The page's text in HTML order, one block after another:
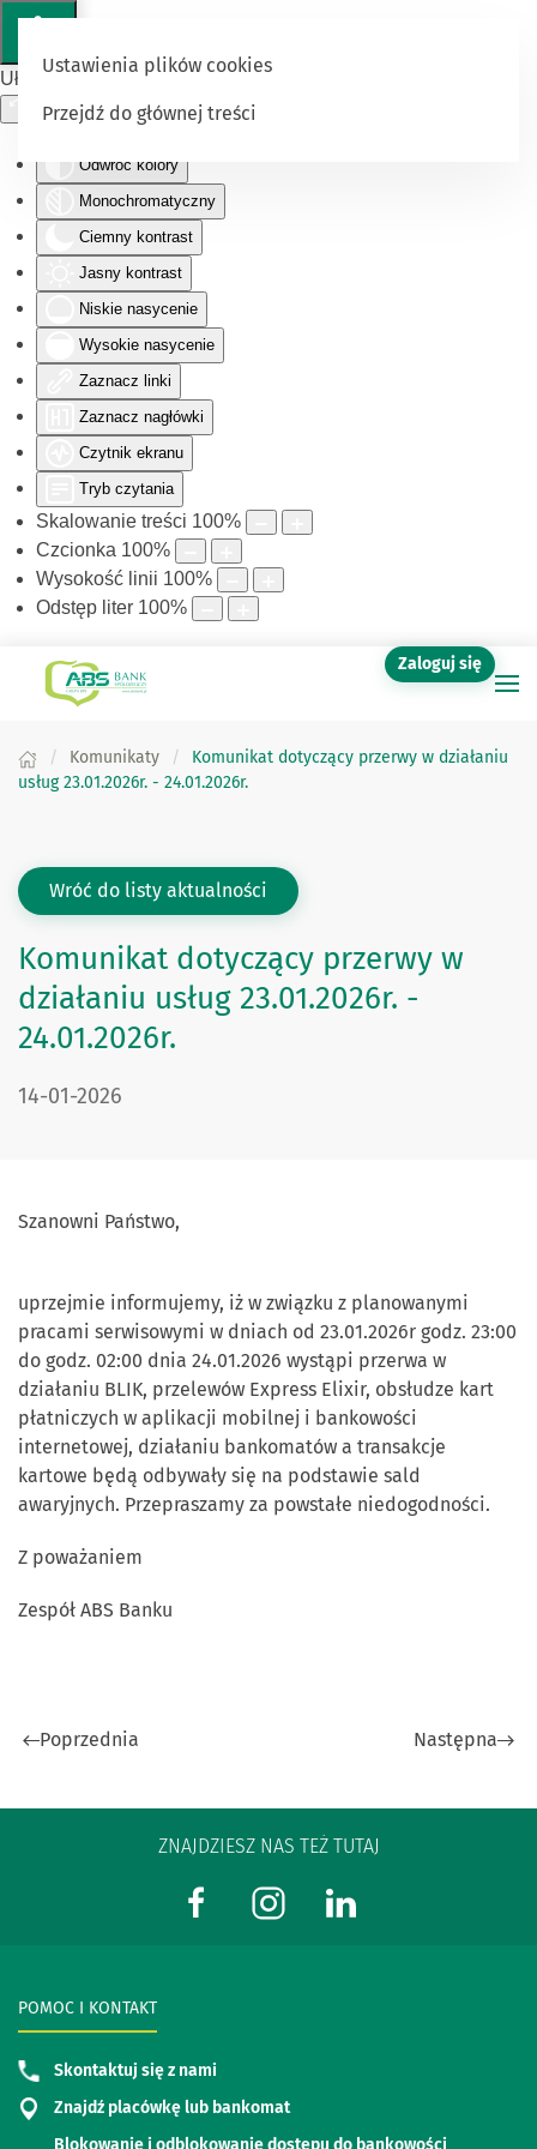
Ułatwienia dostępu
Odwróć kolory
Monochromatyczny
Ciemny kontrast
Jasny kontrast
Niskie nasycenie
Wysokie nasycenie
Zaznacz linki
Zaznacz nagłówki
Czytnik ekranu
Tryb czytania
Skalowanie treści 100%
Czcionka 100%
Wysokość linii 100%
Odstęp liter 100%
Ustawienia plików cookies
Przejdź do głównej treści
Zaloguj się
Komunikaty
Komunikat dotyczący przerwy w działaniu
usług 23.01.2026r. - 24.01.2026r.
Wróć do listy aktualności
Komunikat dotyczący przerwy w
działaniu usług 23.01.2026r. -
24.01.2026r.
DATA PUBLIKACJI:
14-01-2026
Szanowni Państwo,
uprzejmie informujemy, iż w związku z planowanymi
pracami serwisowymi w dniach od 23.01.2026r godz. 23:00
do godz. 02:00 dnia 24.01.2026 wystąpi przerwa w
działaniu BLIK, przelewów Express Elixir, obsłudze kart
płatniczych w aplikacji mobilnej i bankowości
internetowej, działaniu bankomatów a transakcje
kartowe będą odbywały się na podstawie sald
awaryjnych. Przepraszamy za powstałe niedogodności.
Z poważaniem
Zespół ABS Banku
Poprzednia Następna
ZNAJDZIESZ NAS TEŻ TUTAJ
POMOC I KONTAKT
Skontaktuj się z nami
Znajdź placówkę lub bankomat